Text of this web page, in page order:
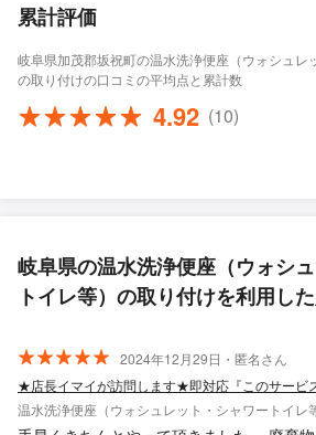
累計評価
岐阜県加茂郡坂祝町の温水洗浄便座（ウォシュレ
の取り付けの口コミの平均点と累計数
4.92 (10)
岐阜県の温水洗浄便座（ウォシ
トイレ等）の取り付けを利用し
2024年12月29日・匿名さん
温水洗浄便座（ウォシュレット・シャワートイレ